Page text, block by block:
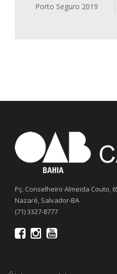
Porto Seguro 2019
Pç. Conselheiro Almeida Couto,
Nazaré, Salvador-BA
(71) 3327-8777